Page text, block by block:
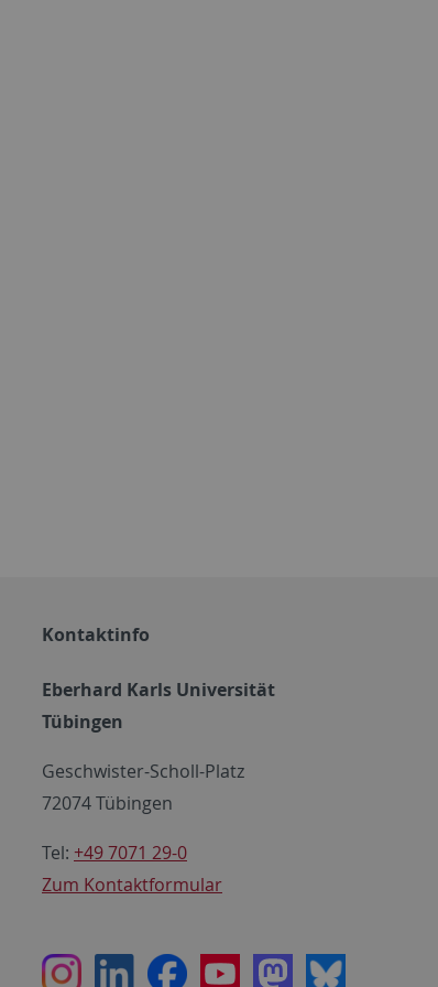
Kontaktinfo
Eberhard Karls Universität
Tübingen
Geschwister-Scholl-Platz
72074 Tübingen
Tel: +49 7071 29-0
Zum Kontaktformular
InstagramLinkedInFacebookYoutubeMastodon
Bluesky